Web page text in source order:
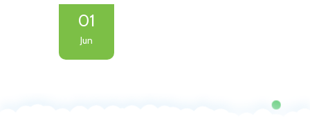
01
Jun